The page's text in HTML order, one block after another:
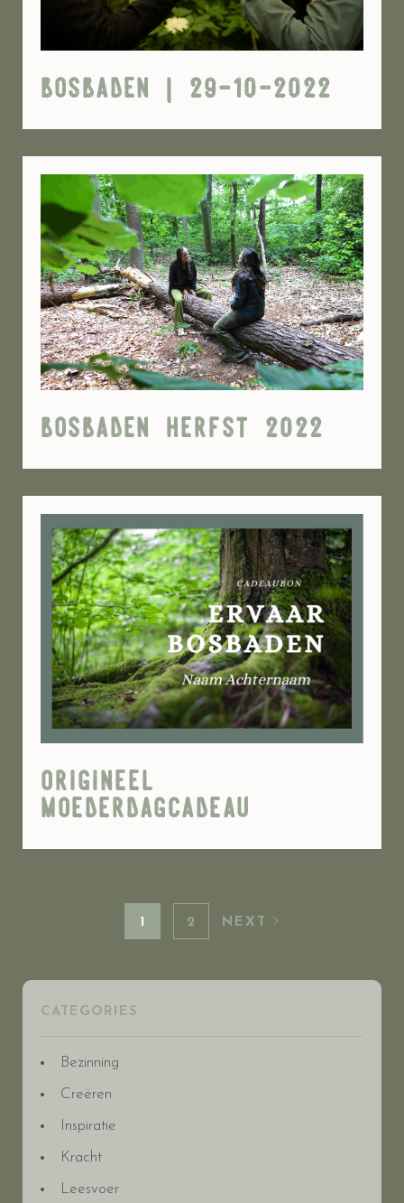
bosbaden | 29-10-2022
bosbaden herfst 2022
origineel
moederdagcadeau
1 2 NEXT
CATEGORIES
Bezinning
Creëren
Inspiratie
Kracht
Leesvoer